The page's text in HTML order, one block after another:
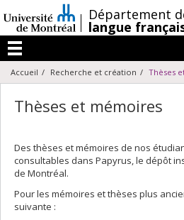
au
contenu
/Département
langue
Menu
Accueil Recherche et création Thèses
Thèses et mémoires
Des thèses et mémoires de nos
consultables dans Papyrus, le dépôt
de Montréal.
Pour les mémoires et thèses plus
suivante :